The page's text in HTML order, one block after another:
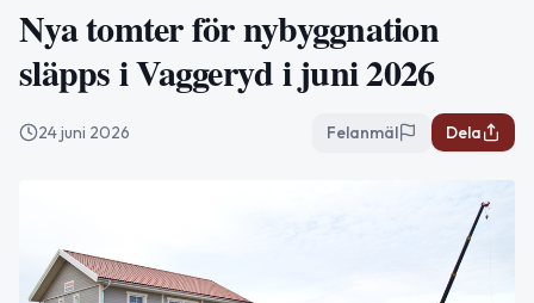
Nya tomter för nybyggnation
släpps i Vaggeryd i juni 2026
24 juni 2026 Felanmäl Dela